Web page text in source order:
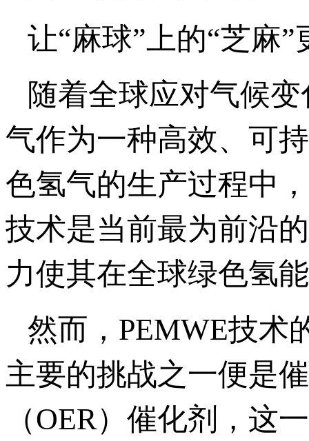
让“麻球”上的“芝麻
随着全球应对气候
气作为一种高效、可
色氢气的生产过程中
技术是当前最为前沿
力使其在全球绿色氢
然而，PEMWE技术
主要的挑战之一便是
（OER）催化剂，这